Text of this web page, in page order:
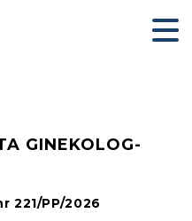
GINEKOLOG-
221/PP/2026